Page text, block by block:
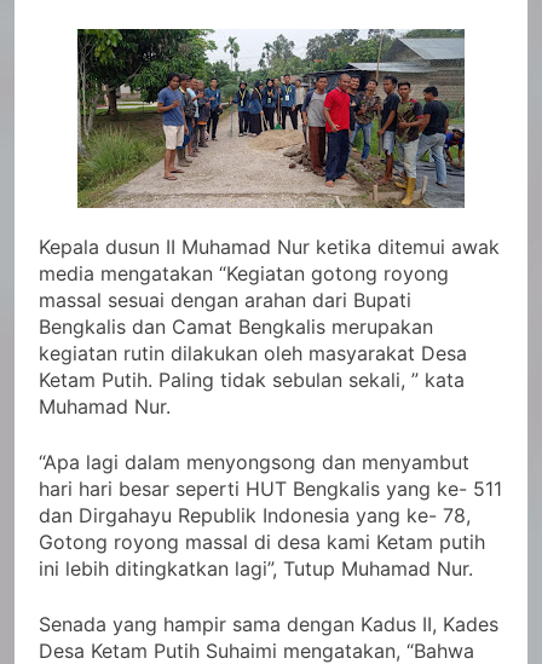
Kepala dusun II Muhamad Nur ketika ditemui awak
media mengatakan “Kegiatan gotong royong
massal sesuai dengan arahan dari Bupati
Bengkalis dan Camat Bengkalis merupakan
kegiatan rutin dilakukan oleh masyarakat Desa
Ketam Putih. Paling tidak sebulan sekali, ” kata
Muhamad Nur.
“Apa lagi dalam menyongsong dan menyambut
hari hari besar seperti HUT Bengkalis yang ke- 511
dan Dirgahayu Republik Indonesia yang ke- 78,
Gotong royong massal di desa kami Ketam putih
ini lebih ditingkatkan lagi”, Tutup Muhamad Nur.
Senada yang hampir sama dengan Kadus II, Kades
Desa Ketam Putih Suhaimi mengatakan, “Bahwa